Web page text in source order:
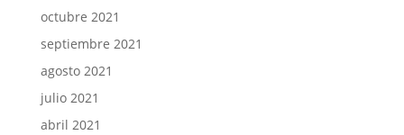
octubre 2021
septiembre 2021
agosto 2021
julio 2021
abril 2021